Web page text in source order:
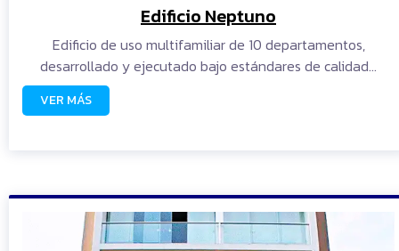
Edificio Neptuno
Edificio de uso multifamiliar de 10 departamentos,
desarrollado y ejecutado bajo estándares de calidad…
VER MÁS